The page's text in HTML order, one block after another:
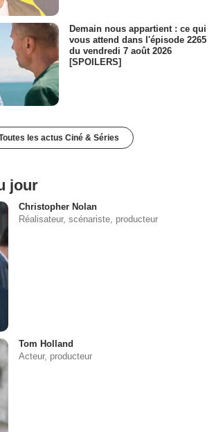
Demain nous appartient : ce qui
vous attend dans l'épisode 2265
du vendredi 7 août 2026
[SPOILERS]
les actus Ciné & Séries
jour
Christopher Nolan
Réalisateur, scénariste, producteur
Tom Holland
Acteur, producteur